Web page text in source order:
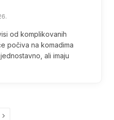
od komplikovanih
počiva na komadima
ali imaju
Next